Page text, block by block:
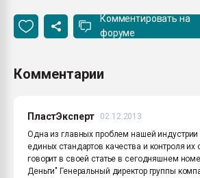
Комментировать на
форуме
Комментарии
ПластЭксперт
02.12.2013
Одна из главных проблем нашей индустрии
единых стандартов качества и контроля их
говорит в своей статье в сегодняшнем
Деньги" Генеральный директор группы